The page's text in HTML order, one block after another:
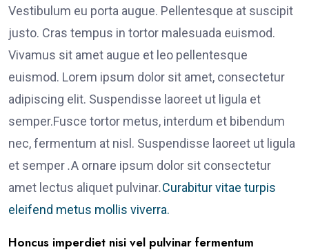
Vestibulum eu porta augue. Pellentesque at suscipit
justo. Cras tempus in tortor malesuada euismod.
Vivamus sit amet augue et leo pellentesque
euismod. Lorem ipsum dolor sit amet, consectetur
adipiscing elit. Suspendisse laoreet ut ligula et
semper.Fusce tortor metus, interdum et bibendum
nec, fermentum at nisl. Suspendisse laoreet ut ligula
et semper.A ornare ipsum dolor sit consectetur
amet lectus aliquet pulvinar.Curabitur vitae turpis
eleifend metus mollis viverra.
Honcus imperdiet nisi vel pulvinar fermentum